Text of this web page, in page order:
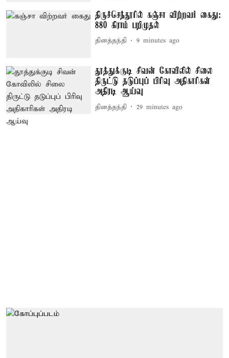
திருச்செந்தூரில் கஞ்சா விற்றவர் கைது:
880 கிராம் பறிமுதல்
தினத்தந்தி 9 minutes ago
தூத்துக்குடி சிவன் கோவிலில் சிலை
திருட்டு தடுப்புப் பிரிவு அதிகாரிகள்
அதிரடி ஆய்வு
தினத்தந்தி 29 minutes ago